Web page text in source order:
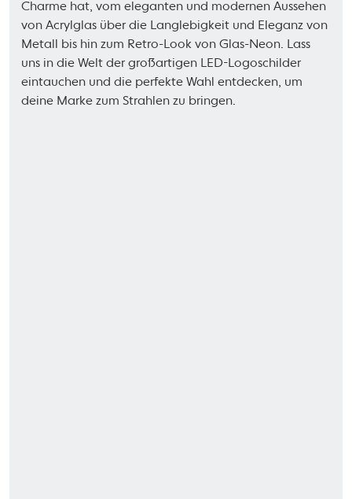
Charme hat, vom eleganten und modernen Aussehen
von Acrylglas über die Langlebigkeit und Eleganz von
Metall bis hin zum Retro-Look von Glas-Neon. Lass
uns in die Welt der großartigen LED-Logoschilder
eintauchen und die perfekte Wahl entdecken, um
deine Marke zum Strahlen zu bringen.